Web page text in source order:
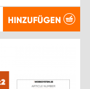
HINZUFÜGEN